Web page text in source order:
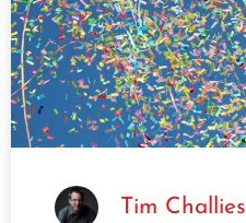
Tim Challies